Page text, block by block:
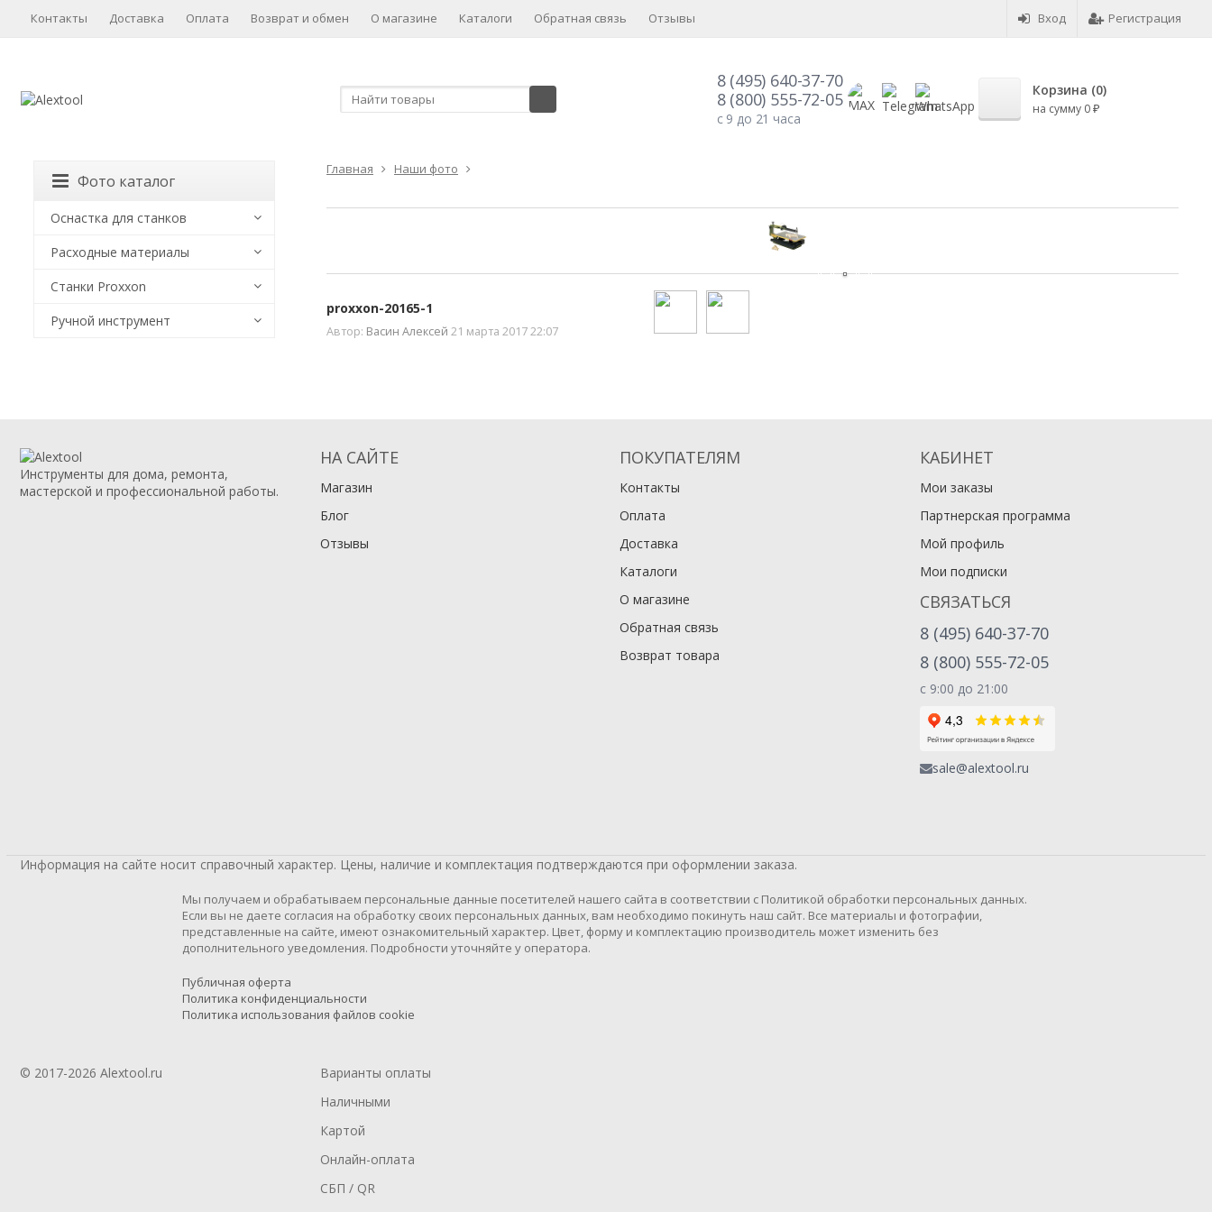
Вход Регистрация
Контакты Доставка Оплата Возврат и обмен О магазине Каталоги Обратная связь Отзывы
8 (495) 640-37-70
8 (800) 555-72-05
с 9 до 21 часа
Корзина (0)
на сумму 0 ₽
Фото каталог
Оснастка для станков
Расходные материалы
Станки Proxxon
Ручной инструмент
Главная Наши фото
proxxon-20165-1
Автор: Васин Алексей 21 марта 2017 22:07
Инструменты для дома, ремонта,
мастерской и профессиональной работы.
НА САЙТЕ
Магазин
Блог
Отзывы
ПОКУПАТЕЛЯМ
Контакты
Оплата
Доставка
Каталоги
О магазине
Обратная связь
Возврат товара
КАБИНЕТ
Мои заказы
Партнерская программа
Мой профиль
Мои подписки
СВЯЗАТЬСЯ
8 (495) 640-37-70
8 (800) 555-72-05
с 9:00 до 21:00
sale@alextool.ru
Информация на сайте носит справочный характер. Цены, наличие и комплектация подтверждаются при оформлении заказа.
Мы получаем и обрабатываем персональные данные посетителей нашего сайта в соответствии с Политикой обработки персональных данных.
Если вы не даете согласия на обработку своих персональных данных, вам необходимо покинуть наш сайт. Все материалы и фотографии,
представленные на сайте, имеют ознакомительный характер. Цвет, форму и комплектацию производитель может изменить без
дополнительного уведомления. Подробности уточняйте у оператора.
Публичная оферта
Политика конфиденциальности
Политика использования файлов cookie
© 2017-2026 Alextool.ru
Варианты оплаты
Наличными
Картой
Онлайн-оплата
СБП / QR